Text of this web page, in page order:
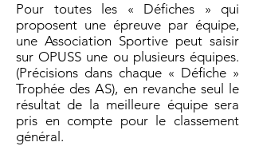
Pour toutes les « Défiches » qui
proposent une épreuve par équipe,
une Association Sportive peut saisir
sur OPUSS une ou plusieurs équipes.
(Précisions dans chaque « Défiche »
Trophée des AS), en revanche seul le
résultat de la meilleure équipe sera
pris en compte pour le classement
général.